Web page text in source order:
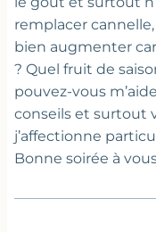
remplacer
bien augmenter
? Quel fruit de
pouvez-vous
conseils et surtout
j’affectionne
Bonne soirée à